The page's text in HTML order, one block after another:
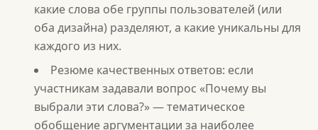
какие слова обе группы пользователей (или
оба дизайна) разделяют, а какие уникальны для
каждого из них.
Резюме качественных ответов: если
участникам задавали вопрос «Почему вы
выбрали эти слова?» — тематическое
обобщение аргументации за наиболее